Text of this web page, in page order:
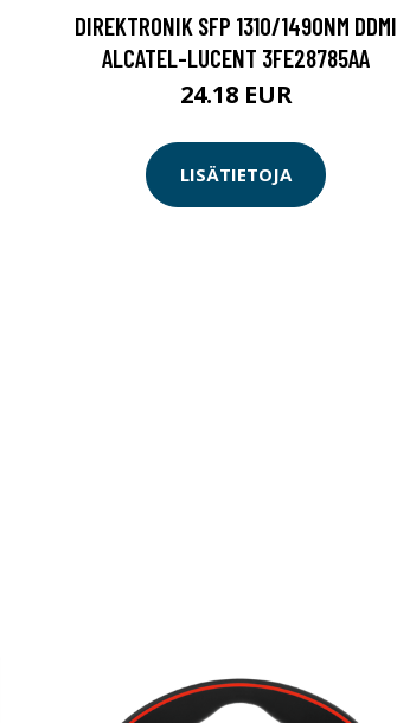
DIREKTRONIK SFP 1310/1490NM DDMI
ALCATEL-LUCENT 3FE28785AA
24.18 EUR
LISÄTIETOJA